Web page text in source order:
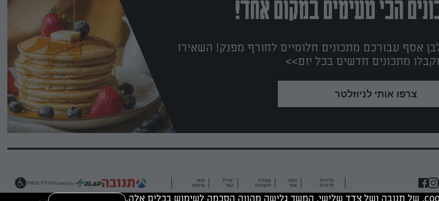
הכי טעימים במקום אחד!
אסף עבורכם מתכונים חלומיים לחורף מפנק! השאירו
מתכונים חדשים בכל יום>>
צרפו אותי לניוזלטר
מדיניות
פרטיות
מפת
אתר
שאלות
ותשובות
יצירת
קשר
תנאי
שימוש הצהרת נגישות